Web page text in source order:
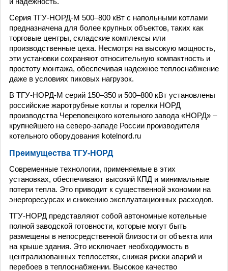
Серия ТГУ-НОРД-М 500–800 кВт с напольными котлами
предназначена для более крупных объектов, таких как
торговые центры, складские комплексы или
производственные цеха. Несмотря на высокую мощность,
эти установки сохраняют относительную компактность и
простоту монтажа, обеспечивая надежное теплоснабжение
даже в условиях пиковых нагрузок.
В ТГУ-НОРД-М серий 150–350 и 500–800 кВт установлены
российские жаротрубные котлы и горелки НОРД
производства Череповецкого котельного завода «НОРД» –
крупнейшего на северо-западе России производителя
котельного оборудования kotelnord.ru
Преимущества ТГУ-НОРД
Современные технологии, применяемые в этих
установках, обеспечивают высокий КПД и минимальные
потери тепла. Это приводит к существенной экономии на
энергоресурсах и снижению эксплуатационных расходов.
ТГУ-НОРД представляют собой автономные котельные
полной заводской готовности, которые могут быть
размещены в непосредственной близости от объекта или
на крыше здания. Это исключает необходимость в
централизованных теплосетях, снижая риски аварий и
перебоев в теплоснабжении. Высокое качество